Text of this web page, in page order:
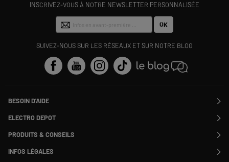
INSCRIVEZ-VOUS À NOTRE NEWSLETTER PERSONNALISÉE
OK
SUIVEZ-NOUS SUR LES RÉSEAUX ET SUR NOTRE BLOG
BESOIN D'AIDE
Contactez-nous
Suivre ma commande
Modifier ou annuler ma commande
SAV
Payer en plusieurs fois
ELECTRO DEPOT
Rejoignez-nous !
PRODUITS & CONSEILS
Nos marques
Les avis du site
INFOS LÉGALES